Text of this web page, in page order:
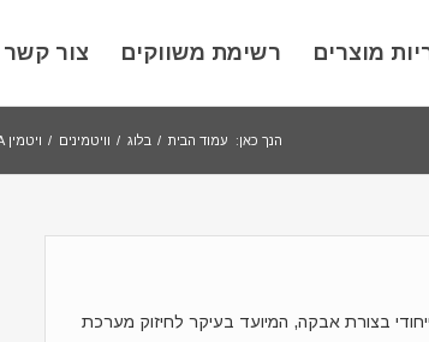
מוצרים רשימת משווקים צור קשר
הנך כאן: עמוד הבית / בלוג / וויטמינים / ויטמין A באבקה
בצורת אבקה, המיועד בעיקר לחיזוק מערכת